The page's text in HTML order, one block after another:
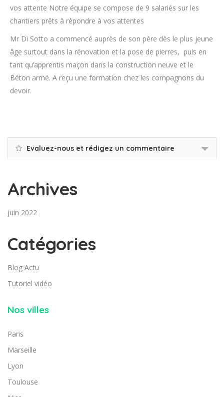
vos attente Notre équipe se compose de 9 salariés sur les
chantiers prêts à répondre à vos attentes
Mr Di Sotto a commencé auprès de son père dès le plus jeune
âge surtout dans la rénovation et la pose de pierres, puis en
tant qu’apprentis maçon dans la construction neuve et le
Béton armé. A reçu une formation chez les compagnons du
devoir.
Evaluez-nous et rédigez un commentaire
Archives
juin 2022
Catégories
Blog Actu
Tutoriel vidéo
Nos villes
Paris
Marseille
Lyon
Toulouse